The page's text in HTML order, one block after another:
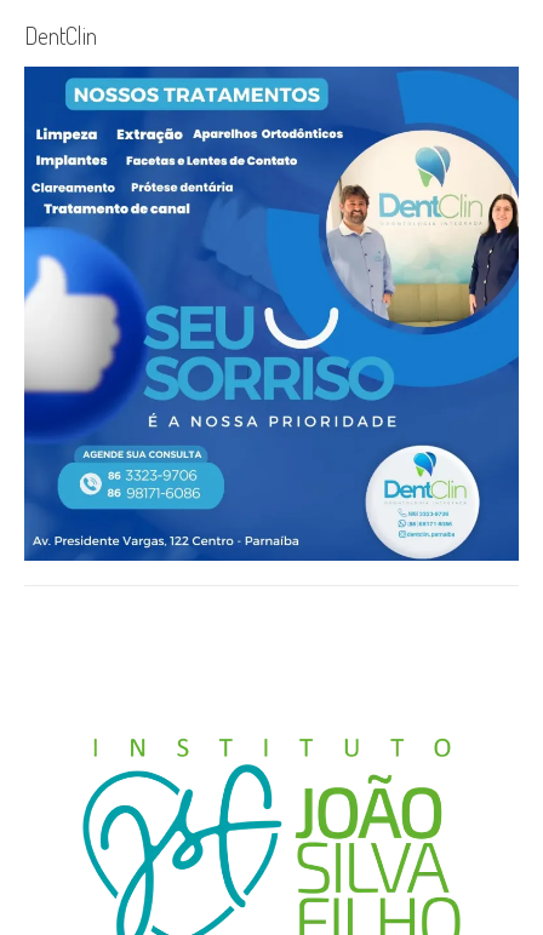
DentClin